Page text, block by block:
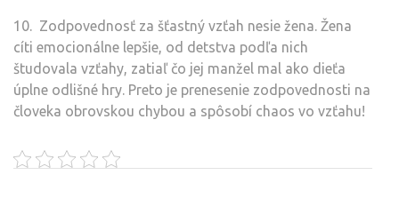
10. Zodpovednosť za šťastný vzťah nesie žena. Žena
cíti emocionálne lepšie, od detstva podľa nich
študovala vzťahy, zatiaľ čo jej manžel mal ako dieťa
úplne odlišné hry. Preto je prenesenie zodpovednosti na
človeka obrovskou chybou a spôsobí chaos vo vzťahu!